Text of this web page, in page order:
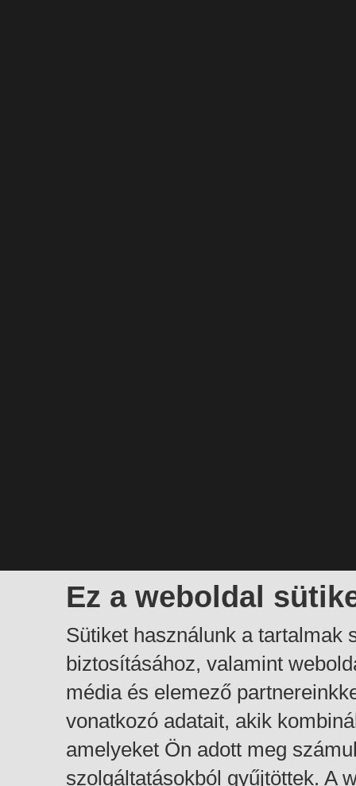
Ez a weboldal
Sütiket használunk a tartalmak
biztosításához, valamint
média és elemező
vonatkozó adatait, akik
amelyeket Ön adott meg
szolgáltatásokból gyűjtöttek. A